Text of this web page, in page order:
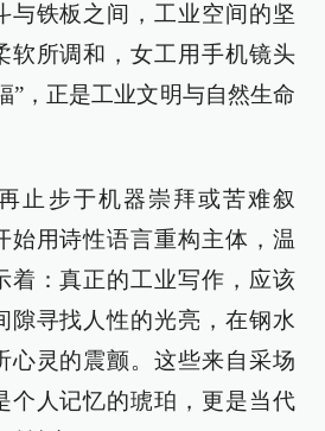
与铁板之间，工业空间的坚
软所调和，女工用手机镜头
”，正是工业文明与自然生命
止步于机器崇拜或苦难叙
始用诗性语言重构主体，温
着：真正的工业写作，应该
隙寻找人性的光亮，在钢水
心灵的震颤。这些来自采场
个人记忆的琥珀，更是当代